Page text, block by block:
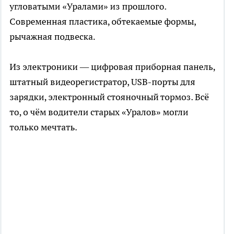
угловатыми «Уралами» из прошлого.
Современная пластика, обтекаемые формы,
рычажная подвеска.
Из электроники — цифровая приборная панель,
штатный видеорегистратор, USB-порты для
зарядки, электронный стояночный тормоз. Всё
то, о чём водители старых «Уралов» могли
только мечтать.